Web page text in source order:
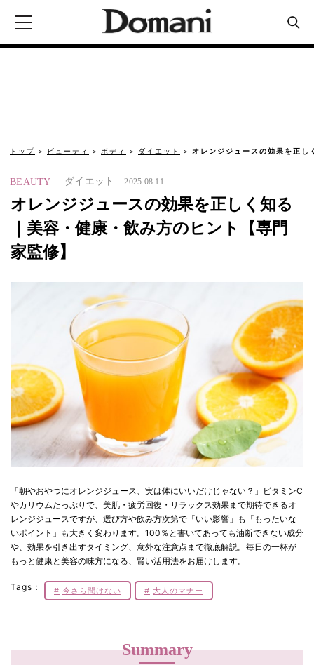
トップ ビューティ ボディ ダイエット オレンジジュースの効果を正
BEAUTY ダイエット 2025.08.11
オレンジジュースの効果を正しく知る
｜美容・健康・飲み方のヒント【専門
家監修】
「朝やおやつにオレンジジュース、実は体にいいだけじゃない？」ビタミンC
やカリウムたっぷりで、美肌・疲労回復・リラックス効果まで期待できるオ
レンジジュースですが、選び方や飲み方次第で「いい影響」も「もったいな
いポイント」も大きく変わります。100％と書いてあっても油断できない成分
や、効果を引き出すタイミング、意外な注意点まで徹底解説。毎日の一杯が
もっと健康と美容の味方になる、賢い活用法をお届けします。
Tags： 今さら聞けない 大人のマナー
Summary